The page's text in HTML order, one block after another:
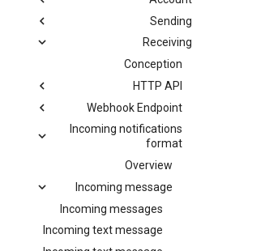
Sending
Receiving
Conception
HTTP API
Webhook Endpoint
Incoming notifications
format
Overview
Incoming message
Incoming messages
Incoming text message